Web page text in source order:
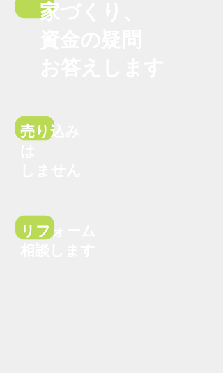
家づくり、
売り込み
リフォーム